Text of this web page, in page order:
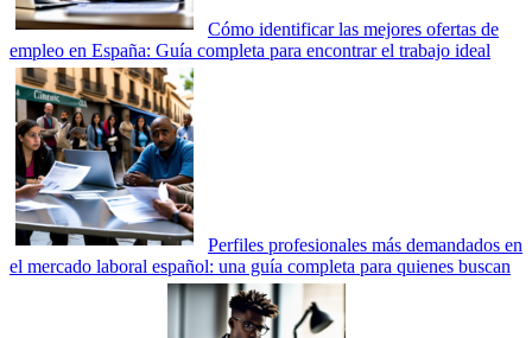
Cómo identificar las mejores ofertas de
empleo en España: Guía completa para encontrar el trabajo ideal
Perfiles profesionales más demandados en
el mercado laboral español: una guía completa para quienes buscan